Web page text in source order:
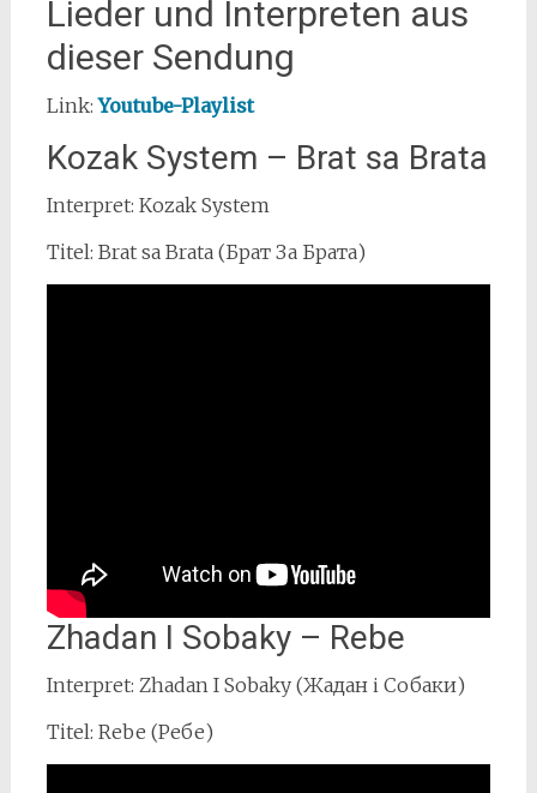
Lieder und Interpreten aus
dieser Sendung
Link:Youtube-Playlist
Kozak System – Brat sa Brata
Interpret: Kozak System
Titel: Brat sa Brata (Брат За Брата)
Zhadan I Sobaky – Rebe
Interpret: Zhadan I Sobaky (Жадан і Собаки)
Titel: Rebe (Ребе)